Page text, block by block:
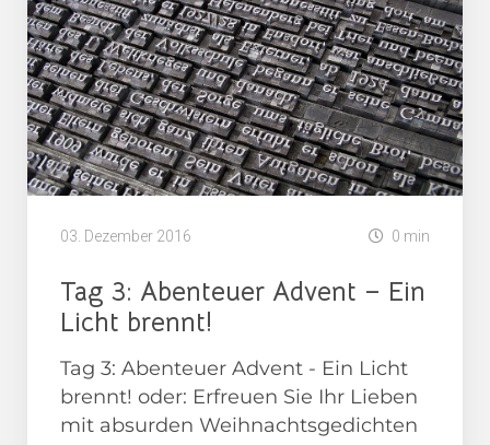
03. Dezember 2016 0 min
Tag 3: Abenteuer Advent – Ein
Licht brennt!
Tag 3: Abenteuer Advent - Ein Licht
brennt! oder: Erfreuen Sie Ihr Lieben
mit absurden Weihnachtsgedichten